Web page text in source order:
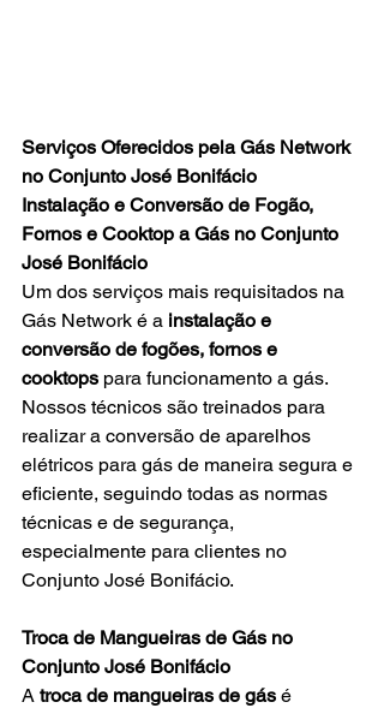
Serviços Oferecidos pela Gás Network
no Conjunto José Bonifácio
Instalação e Conversão de Fogão,
Fornos e Cooktop a Gás no Conjunto
José Bonifácio
Um dos serviços mais requisitados na
Gás Network é a instalação e
conversão de fogões, fornos e
cooktops para funcionamento a gás.
Nossos técnicos são treinados para
realizar a conversão de aparelhos
elétricos para gás de maneira segura e
eficiente, seguindo todas as normas
técnicas e de segurança,
especialmente para clientes no
Conjunto José Bonifácio.
Troca de Mangueiras de Gás no
Conjunto José Bonifácio
A troca de mangueiras de gás é